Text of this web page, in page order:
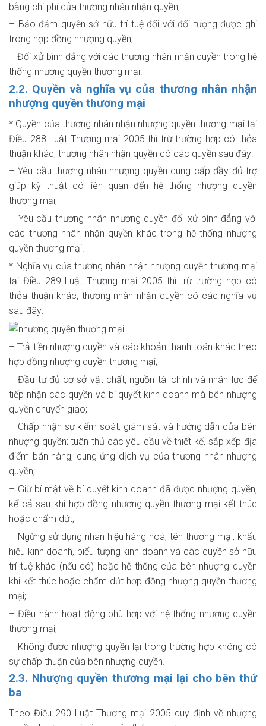
bằng chi phí của thương nhân nhận quyền;
– Bảo đảm quyền sở hữu trí tuệ đối với đối tượng được ghi
trong hợp đồng nhượng quyền;
– Đối xử bình đẳng với các thương nhân nhận quyền trong hệ
thống nhượng quyền thương mại.
2.2. Quyền và nghĩa vụ của thương nhân nhận
nhượng quyền thương mại
* Quyền của thương nhân nhận nhượng quyền thương mại tại
Điều 288 Luật Thương mại 2005 thì trừ trường hợp có thỏa
thuận khác, thương nhân nhận quyền có các quyền sau đây:
– Yêu cầu thương nhân nhượng quyền cung cấp đầy đủ trợ
giúp kỹ thuật có liên quan đến hệ thống nhượng quyền
thương mại;
– Yêu cầu thương nhân nhượng quyền đối xử bình đẳng với
các thương nhân nhận quyền khác trong hệ thống nhượng
quyền thương mại.
* Nghĩa vụ của thương nhân nhận nhượng quyền thương mại
tại Điều 289 Luật Thương mại 2005 thì trừ trường hợp có
thỏa thuận khác, thương nhân nhận quyền có các nghĩa vụ
sau đây:
– Trả tiền nhượng quyền và các khoản thanh toán khác theo
hợp đồng nhượng quyền thương mại;
– Đầu tư đủ cơ sở vật chất, nguồn tài chính và nhân lực để
tiếp nhận các quyền và bí quyết kinh doanh mà bên nhượng
quyền chuyển giao;
– Chấp nhận sự kiểm soát, giám sát và hướng dẫn của bên
nhượng quyền; tuân thủ các yêu cầu về thiết kế, sắp xếp địa
điểm bán hàng, cung ứng dịch vụ của thương nhân nhượng
quyền;
– Giữ bí mật về bí quyết kinh doanh đã được nhượng quyền,
kể cả sau khi hợp đồng nhượng quyền thương mại kết thúc
hoặc chấm dứt;
– Ngừng sử dụng nhãn hiệu hàng hoá, tên thương mại, khẩu
hiệu kinh doanh, biểu tượng kinh doanh và các quyền sở hữu
trí tuệ khác (nếu có) hoặc hệ thống của bên nhượng quyền
khi kết thúc hoặc chấm dứt hợp đồng nhượng quyền thương
mại;
– Điều hành hoạt động phù hợp với hệ thống nhượng quyền
thương mại;
– Không được nhượng quyền lại trong trường hợp không có
sự chấp thuận của bên nhượng quyền.
2.3. Nhượng quyền thương mại lại cho bên thứ
ba
Theo Điều 290 Luật Thương mại 2005 quy định về nhượng